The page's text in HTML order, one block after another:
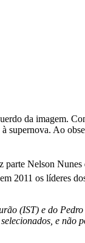
da imagem.
supernova. Ao
parte Nelson
2011 os líderes
(IST) e do
e não